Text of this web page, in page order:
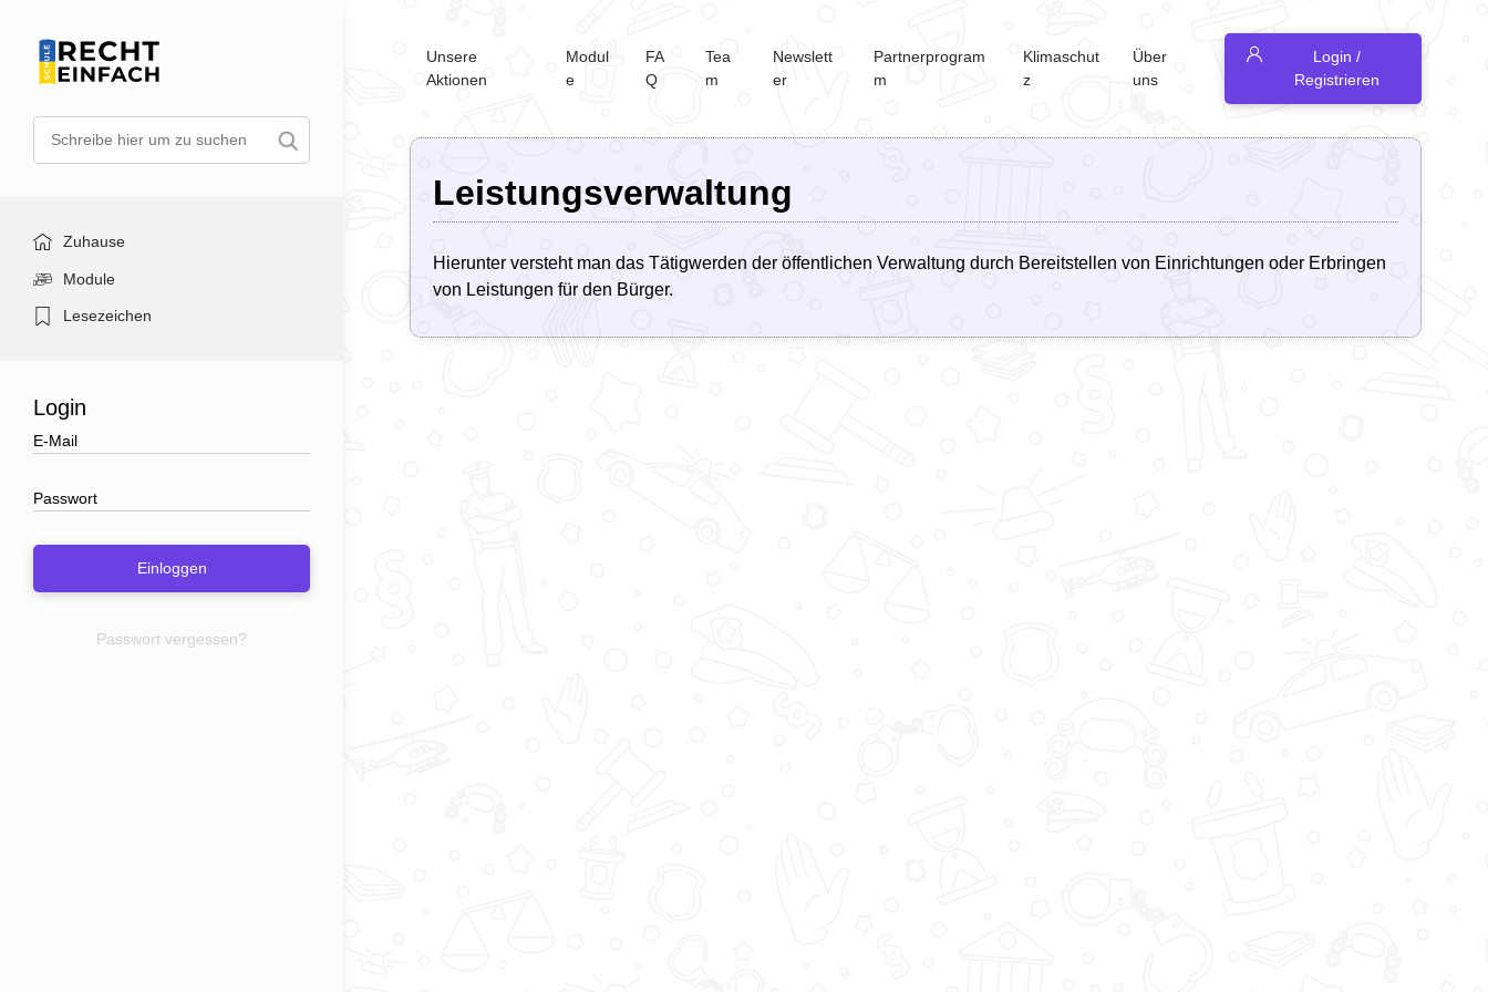
Zuhause
Module
Lesezeichen
Login
Einloggen
Passwort vergessen?
Unsere
Aktionen
Modul
e
FA
Q
Tea
m
Newslett
er
Partnerprogram
m
Klimaschut
z
Über
uns
Login /
Registrieren
Leistungsverwaltung
Hierunter versteht man das Tätigwerden der öffentlichen Verwaltung durch Bereitstellen von Einrichtungen oder Erbringen
von Leistungen für den Bürger.